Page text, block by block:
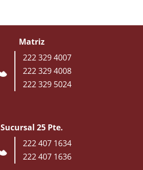
Matriz
222 329 4007
222 329 4008
222 329 5024
Sucursal 25 Pte.
222 407 1634
222 407 1636